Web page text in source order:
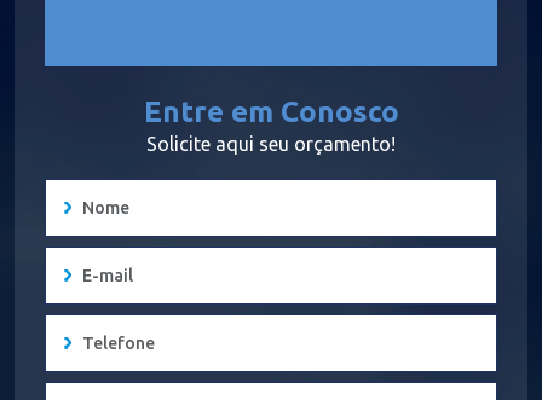
Entre em Conosco
Solicite aqui seu orçamento!